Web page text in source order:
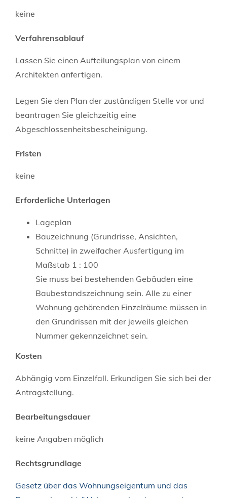
keine
Verfahrensablauf
Lassen Sie einen Aufteilungsplan von einem
Architekten anfertigen.
Legen Sie den Plan der zuständigen Stelle vor und
beantragen Sie gleichzeitig eine
Abgeschlossenheitsbescheinigung.
Fristen
keine
Erforderliche Unterlagen
Lageplan
Bauzeichnung (Grundrisse, Ansichten,
Schnitte) in zweifacher Ausfertigung im
Maßstab 1 : 100
Sie muss bei bestehenden Gebäuden eine
Baubestandszeichnung sein. Alle zu einer
Wohnung gehörenden Einzelräume müssen in
den Grundrissen mit der jeweils gleichen
Nummer gekennzeichnet sein.
Kosten
Abhängig vom Einzelfall. Erkundigen Sie sich bei der
Antragstellung.
Bearbeitungsdauer
keine Angaben möglich
Rechtsgrundlage
Gesetz über das Wohnungseigentum und das